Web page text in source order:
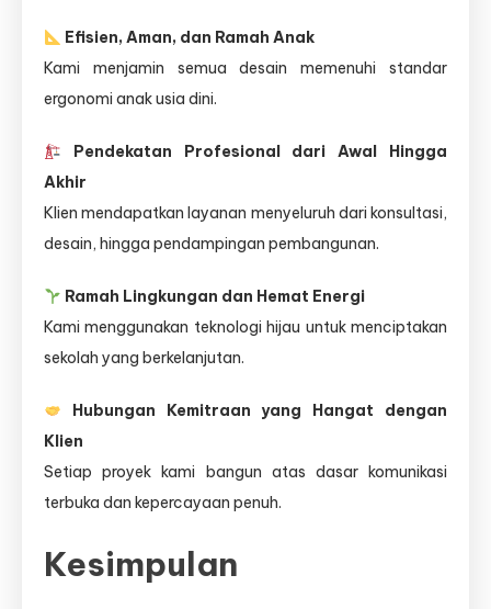
Efisien, Aman, dan Ramah Anak
Kami menjamin semua desain memenuhi standar
ergonomi anak usia dini.
Pendekatan Profesional dari Awal Hingga
Akhir
Klien mendapatkan layanan menyeluruh dari konsultasi,
desain, hingga pendampingan pembangunan.
Ramah Lingkungan dan Hemat Energi
Kami menggunakan teknologi hijau untuk menciptakan
sekolah yang berkelanjutan.
Hubungan Kemitraan yang Hangat dengan
Klien
Setiap proyek kami bangun atas dasar komunikasi
terbuka dan kepercayaan penuh.
Kesimpulan